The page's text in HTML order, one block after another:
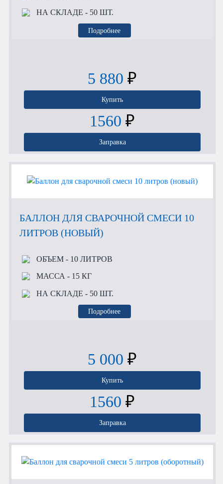
НА СКЛАДЕ - 50 ШТ.
Подробнее
5 880 ₽
Купить
1560 ₽
Заправка
БАЛЛОН ДЛЯ СВАРОЧНОЙ СМЕСИ 10
ЛИТРОВ (НОВЫЙ)
ОБЪЕМ- 10 ЛИТРОВ
МАССА - 15 КГ
НА СКЛАДЕ - 50 ШТ.
Подробнее
5 000 ₽
Купить
1560 ₽
Заправка